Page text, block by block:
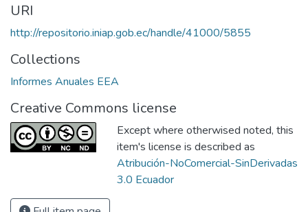
URI
http://repositorio.iniap.gob.ec/handle/41000/5855
Collections
Informes Anuales EEA
Creative Commons license
Except where otherwised noted, this
item's license is described as
Atribución-NoComercial-SinDerivadas
3.0 Ecuador